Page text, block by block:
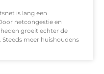
is lang een
netcongestie en
groeit echter de
meer huishoudens